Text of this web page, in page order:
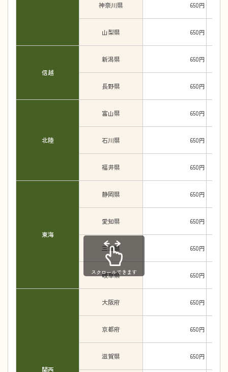
神奈川県 650円
山梨県 650円
信越
新潟県 650円
長野県 650円
北陸
富山県 650円
石川県 650円
福井県 650円
東海
静岡県 650円
愛知県 650円
三重県 650円
岐阜県 650円
関西
大阪府 650円
京都府 650円
滋賀県 650円
スクロールできます